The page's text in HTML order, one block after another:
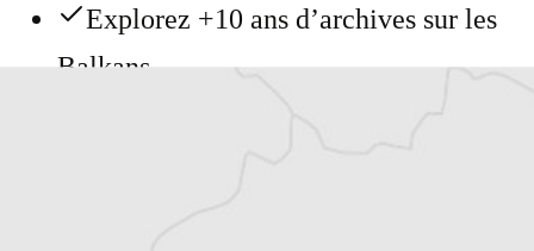
Explorez +10 ans d’archives sur les
Balkans